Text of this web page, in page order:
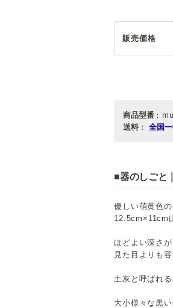
販売価格
商品型番：
送料： 全国一
■器のしごと
優しい萌黄色
12.5cm×11cm
ほどよい深さ
見た目よりも
土灰と呼ばれ
大小様々な黒